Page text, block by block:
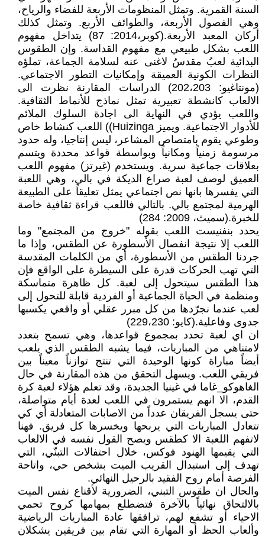
السنة القمرية. وتمثل المنظومات الأربعة للفضاء والرياح،
وهي الفصول الأربعة، والطوائف الأربع. وتمثل كذلك
أركان المعبد الأربعة.(كوبر،2014: 87) يتداخل مفهوم
اللعب بشكل طبيعي مع مفهوم القداسة. وإن الطقوس
البدائية لعبُ مقدسُ لاغنى عنه لسلامة الجماعة، تملؤه
النظرات الكونية العميقة وإمكانيات التطور الاجتماعي.
(مونتاغيو: 202،203) الدراسات المقارنة نظرت الى
الالعاب كانشطة تعبيرية تمثل نماذج للأنماط الثقافية.
واللعب يؤدي في النهاية الى اجادة السلوك الملائم
للأدوار الاجتماعية. ويميز Huizinga)) اللعب كنشاط خاص
وطوعي يقوم بامتصاص المشاعر، ليس إنتاجيا، وله حدود
مرسومة زمنياً ومكانياً وبواسطة قواعد محددة ويتسم
بعلاقات جماعية سرية. ويستخدم (غيرتز) مفهوم اللعب
العميق لوصف لعبة صراع الديكة في بالي، وهي اللعبة
التي يفسرها بانها نص اجتماعي يمثل تعليقاً على الطبيعة
الهرمية لمجتمع بالي. بالتالي فاللعب قراءة ثقافية خاصة
للخبرة.(سميث، 2009: 284)
يحدد بنفنيست اللعب بقوله "خروج من المجتمع" وما
اللعب إلا نتيجة انفصال الأسطورة عن الطقس، وإذا ما
جردنا الطقس من الأسطورة، أي من الكلمات المقدسة
التي تهب الحركات قدرة على السيطرة على الواقع فإن
هذا الطقس سيتحول إلى لعبة. كل ظاهرة متماسكة
ومنظمة في الحياة الجماعية أو الفردية قابلة للتحول إلى
لعب عندما نجرّدها من كل مبرر عقلي أو واقعي يكسبها
جدوى وفاعلية.(كايو: 229،230)
ان اي لعبة تحدد بمجموع قواعدها، وهي تسمح بتعدد
لامتناهي من المباريات، فيما يشبه الطقس الذي يلعب
أيضاً مباراة كونها الوحيدة التي تنتج توازناً معيناً بين
فريقي اللعب. ويسهل التحقق من هذه المقارنة في حال
الغاهوكو_غاما في غينيا الجديدة، وقد تعلم هؤلاء لعبة كرة
القدم، الا انهم يستمرون في اللعب لعدة أيام متواصلة،
حتى يسجل الفريقان عدداً من الاصابات المتعادلة أي كي
تتعادل المباريات التي يربحها ويخسرها كل فريق. فهنا
لاتفهم اللعبة الا كطقس ويصح القول نفسه في الالعاب
التي يقيمها الهنود فوكس، خلال احتفالات التبنّي، التي
تهدف إلى استبدال القريب الميت بشخص حي، واتاحة
الفرصة أمام روح الفقيد بالرحيل النهائي.
والحال ان طقوس التبني، الضرورية لأقناع نفس الميت
بالالتحاق نهائياً بالآخرة فتضطلع بمهامها كروح تحمي
الاحياء أو تشفع لهم، ترافقها عادة المباريات الرياضية
وألعاب الحظ أو المهارة التي تقام بين فريقين يشكلان